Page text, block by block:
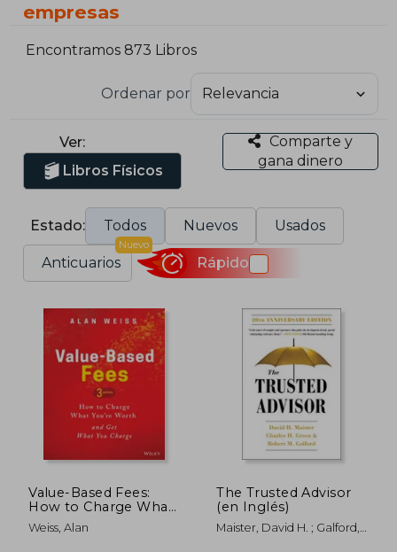
empresas
Encontramos 873 Libros
Ordenar por
Ver:
Libros Físicos
Comparte y
gana dinero
Estado: Todos Nuevos Usados
Anticuarios
Nuevo
Rápido
Value-Based Fees:
How to Charge What
You're Worth and Get
What You Charge (en
Weiss, Alan
The Trusted Advisor
(en Inglés)
Maister, David H. ; Galford,